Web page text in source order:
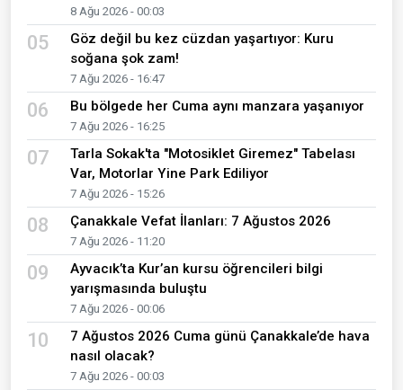
8 Ağu 2026 - 00:03
05
Göz değil bu kez cüzdan yaşartıyor: Kuru
soğana şok zam!
7 Ağu 2026 - 16:47
06 Bu bölgede her Cuma aynı manzara yaşanıyor
7 Ağu 2026 - 16:25
07
Tarla Sokak'ta "Motosiklet Giremez" Tabelası
Var, Motorlar Yine Park Ediliyor
7 Ağu 2026 - 15:26
08 Çanakkale Vefat İlanları: 7 Ağustos 2026
7 Ağu 2026 - 11:20
09
Ayvacık’ta Kur’an kursu öğrencileri bilgi
yarışmasında buluştu
7 Ağu 2026 - 00:06
10
7 Ağustos 2026 Cuma günü Çanakkale’de hava
nasıl olacak?
7 Ağu 2026 - 00:03